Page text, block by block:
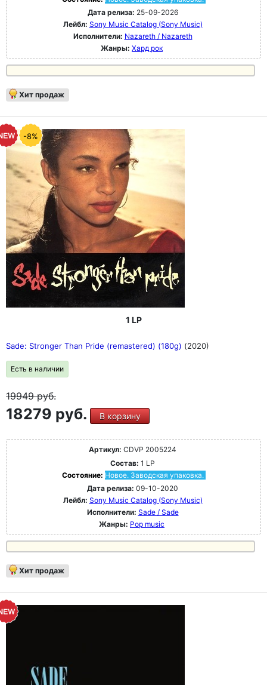
Дата релиза: 25-09-2026
Лейбл: Sony Music Catalog (Sony Music)
Исполнители: Nazareth / Nazareth
Жанры: Хард рок
Хит продаж
-8%
1 LP
Sade: Stronger Than Pride (remastered) (180g) (2020)
Есть в наличии
19949руб.
18279 руб. В корзину
Артикул: CDVP 2005224
Состав: 1 LP
Состояние: Новое. Заводская упаковка.
Дата релиза: 09-10-2020
Лейбл: Sony Music Catalog (Sony Music)
Исполнители: Sade / Sade
Жанры: Pop music
Хит продаж